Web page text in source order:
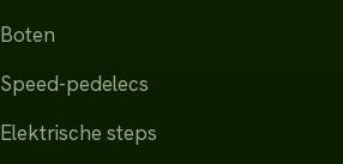
Boten
Speed-pedelecs
Elektrische steps